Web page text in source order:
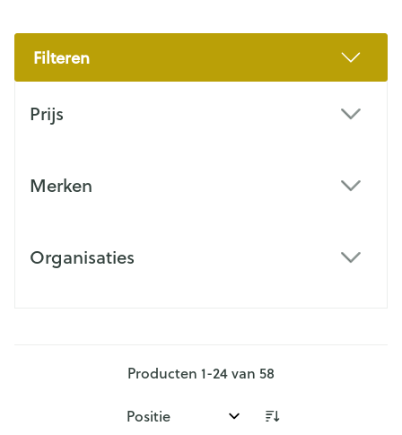
Filteren
Prijs
Merken
Organisaties
Producten 1-24van 58
Sorteer op: